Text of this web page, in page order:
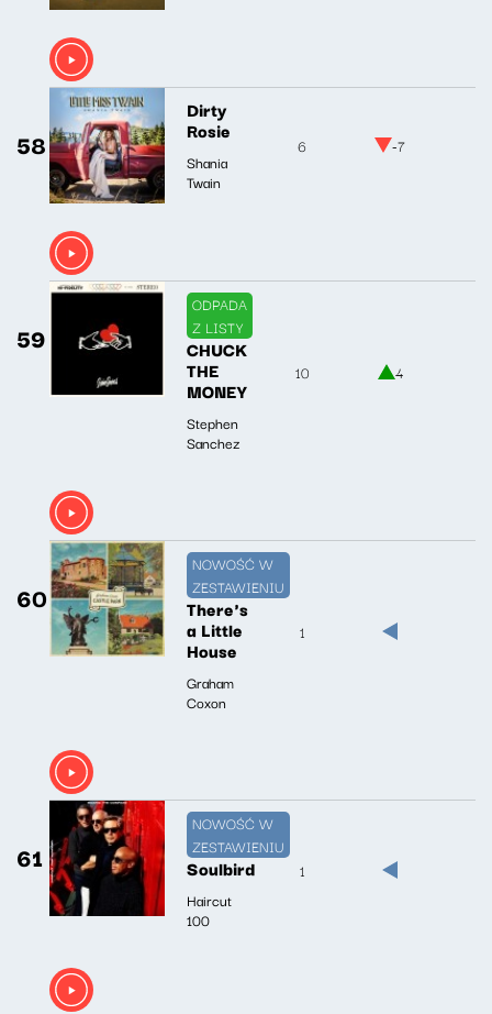
58
Dirty
Rosie
Shania
Twain
6 -7
59
ODPADA
Z LISTY
CHUCK
THE
MONEY
Stephen
Sanchez
10 4
60
NOWOŚĆ W
ZESTAWIENIU
There's
a Little
House
Graham
Coxon
1
61
NOWOŚĆ W
ZESTAWIENIU
Soulbird
Haircut
100
1